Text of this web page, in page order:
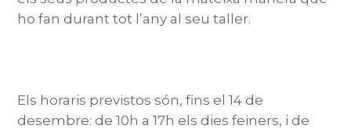
ho fan durant tot l’any al seu taller.
Els horaris previstos són, fins el 14 de
desembre: de 10h a 17h els dies feiners, i de